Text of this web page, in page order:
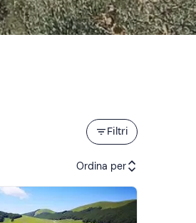
Filtri
Ordina per
Attività consigliate